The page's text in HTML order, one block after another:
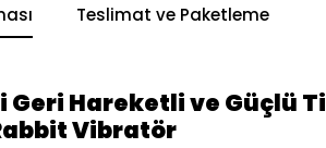
Teslimat ve Paketleme
Geri Hareketli ve Güçlü
Vibratör